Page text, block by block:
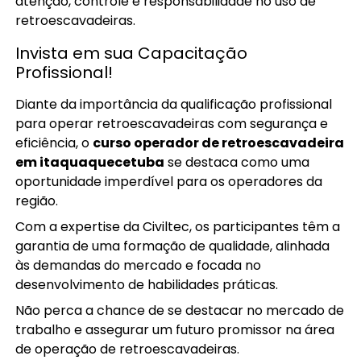
retroescavadeiras.
Invista em sua Capacitação
Profissional!
Diante da importância da qualificação profissional
para operar retroescavadeiras com segurança e
eficiência, o curso operador de retroescavadeira
em itaquaquecetuba se destaca como uma
oportunidade imperdível para os operadores da
região.
Com a expertise da Civiltec, os participantes têm a
garantia de uma formação de qualidade, alinhada
às demandas do mercado e focada no
desenvolvimento de habilidades práticas.
Não perca a chance de se destacar no mercado de
trabalho e assegurar um futuro promissor na área
de operação de retroescavadeiras.